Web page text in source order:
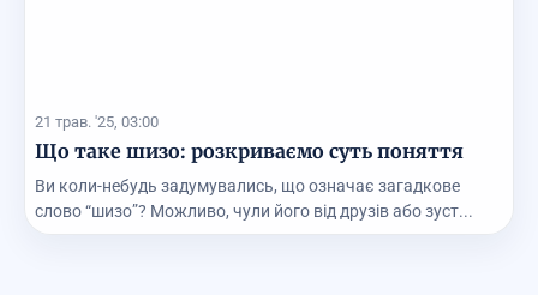
21 трав. '25, 03:00
Що таке шизо: розкриваємо суть поняття
Ви коли-небудь задумувались, що означає загадкове
слово “шизо”? Можливо, чули його від друзів або зуст...